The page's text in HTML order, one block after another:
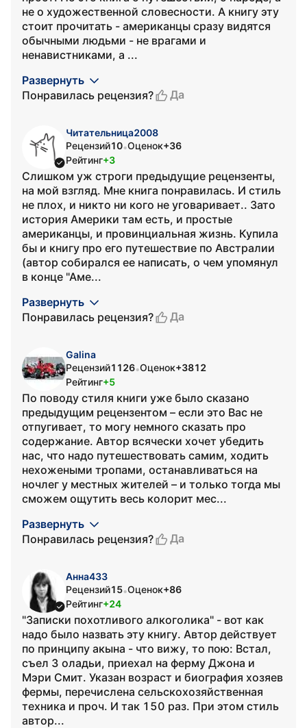
не о художественной словесности. А книгу эту
стоит прочитать - американцы сразу видятся
обычными людьми - не врагами и
ненавистниками, а ...
Развернуть
Понравилась рецензия?
Да
Читательница2008
Рецензий10•Оценок+36
Рейтинг+3
Слишком уж строги предыдущие рецензенты,
на мой взгляд. Мне книга понравилась. И стиль
не плох, и никто ни кого не уговаривает.. Зато
история Америки там есть, и простые
американцы, и провинциальная жизнь. Купила
бы и книгу про его путешествие по Австралии
(автор собирался ее написать, о чем упомянул
в конце "Аме...
Развернуть
Понравилась рецензия?
Да
Galina
Рецензий1126•Оценок+3812
Рейтинг+5
По поводу стиля книги уже было сказано
предыдущим рецензентом – если это Вас не
отпугивает, то могу немного сказать про
содержание. Автор всячески хочет убедить
нас, что надо путешествовать самим, ходить
нехожеными тропами, останавливаться на
ночлег у местных жителей – и только тогда мы
сможем ощутить весь колорит мес...
Развернуть
Понравилась рецензия?
Да
Анна433
Рецензий15•Оценок+86
Рейтинг+24
"Записки похотливого алкоголика" - вот как
надо было назвать эту книгу. Автор действует
по принципу акына - что вижу, то пою: Встал,
съел 3 оладьи, приехал на ферму Джона и
Мэри Смит. Указан возраст и биография хозяев
фермы, перечислена сельскохозяйственная
техника и проч. И так 150 раз. При этом стиль
автор...